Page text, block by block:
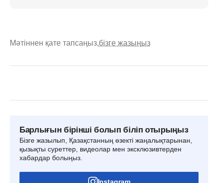
Мәтіннен қате тапсаңыз,бізге жазыңыз
Барлығын бірінші болып біліп отырыңыз
Бізге жазылып, Қазақстанның өзекті жаңалықтарынан,
қызықты суреттер, видеолар мен эксклюзивтерден
хабардар болыңыз.
Instagram